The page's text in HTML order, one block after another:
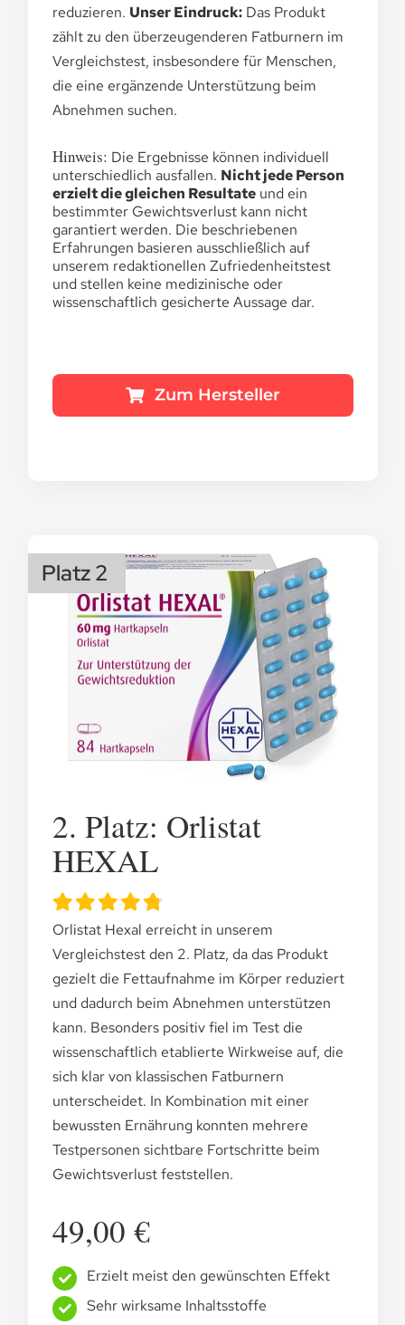
reduzieren. Unser Eindruck: Das Produkt
zählt zu den überzeugenderen Fatburnern im
Vergleichstest, insbesondere für Menschen,
die eine ergänzende Unterstützung beim
Abnehmen suchen.
Hinweis: Die Ergebnisse können individuell
unterschiedlich ausfallen. Nicht jede Person
erzielt die gleichen Resultate und ein
bestimmter Gewichtsverlust kann nicht
garantiert werden. Die beschriebenen
Erfahrungen basieren ausschließlich auf
unserem redaktionellen Zufriedenheitstest
und stellen keine medizinische oder
wissenschaftlich gesicherte Aussage dar.
Zum Hersteller
Platz 2
2. Platz: Orlistat
HEXAL
Orlistat Hexal erreicht in unserem
Vergleichstest den 2. Platz, da das Produkt
gezielt die Fettaufnahme im Körper reduziert
und dadurch beim Abnehmen unterstützen
kann. Besonders positiv fiel im Test die
wissenschaftlich etablierte Wirkweise auf, die
sich klar von klassischen Fatburnern
unterscheidet. In Kombination mit einer
bewussten Ernährung konnten mehrere
Testpersonen sichtbare Fortschritte beim
Gewichtsverlust feststellen.
49,00 €
Erzielt meist den gewünschten Effekt
Sehr wirksame Inhaltsstoffe